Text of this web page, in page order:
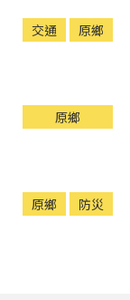
交通 原鄉
原鄉
原鄉 防災